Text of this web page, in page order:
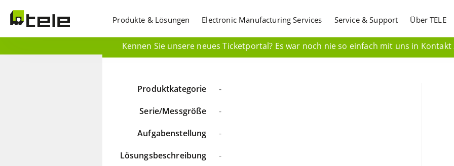
Kennen Sie unsere neues Ticketportal? Es war noch nie so einfach mit uns in
Produkte & Lösungen Electronic Manufacturing Services Service & Support Über TELE
Produktkategorie
-
Serie/Messgröße
-
Aufgabenstellung
-
Lösungsbeschreibung
-